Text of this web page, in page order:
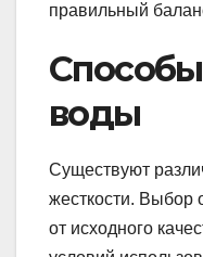
правильный
воды
Существуют
жесткости. Выбор
от исходного